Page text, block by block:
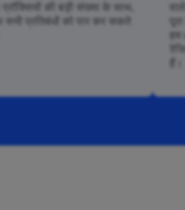
की बड़ी संख्या के साथ,
सभी प्रतिबंधों को पार कर सकते
हम